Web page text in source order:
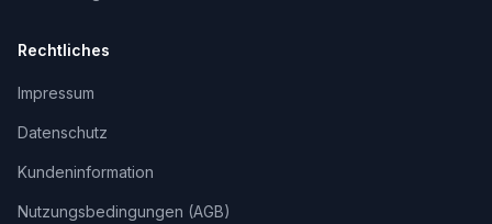
Rechtliches
Impressum
Datenschutz
Kundeninformation
Nutzungsbedingungen (AGB)